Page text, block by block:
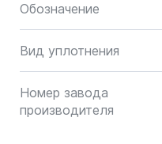
Обозначение
Вид уплотнения
Номер завода
производителя